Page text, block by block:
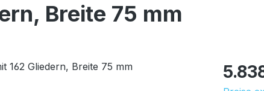
Breite 75 mm